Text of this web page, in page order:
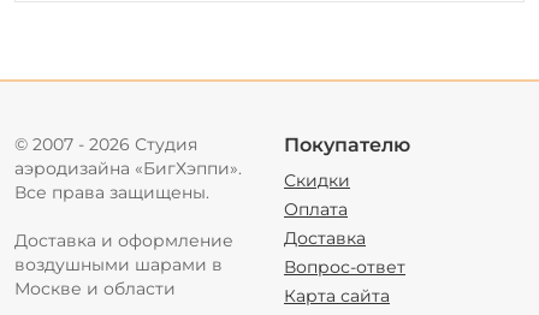
© 2007 - 2026 Студия
аэродизайна «БигХэппи».
Все права защищены.
Доставка и оформление
воздушными шарами в
Москве и области
Покупателю
Скидки
Оплата
Доставка
Вопрос-ответ
Карта сайта